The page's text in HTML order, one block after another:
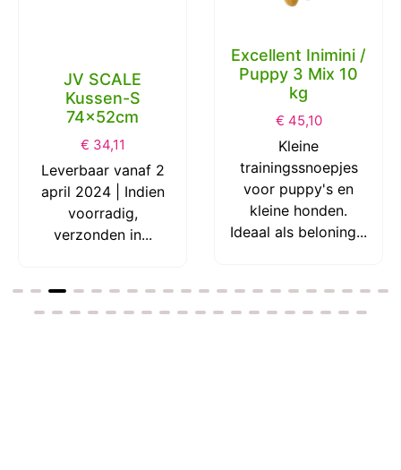
JV SCALE
Kussen-S
74x52cm
€ 34,11
Leverbaar vanaf 2
april 2024 | Indien
voorradig,
verzonden in...
Excellent Inimini /
Puppy 3 Mix 10
kg
€ 45,10
Kleine
trainingssnoepjes
voor puppy's en
kleine honden.
Ideaal als beloning...